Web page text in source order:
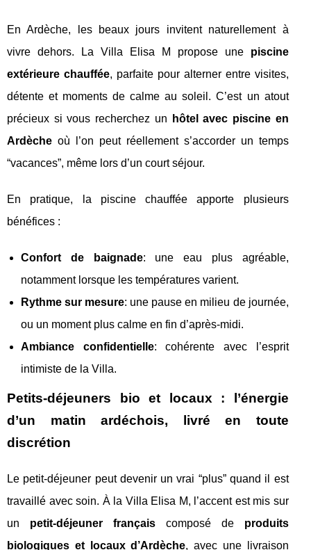
En Ardèche, les beaux jours invitent naturellement à
vivre dehors. La Villa Elisa M propose une piscine
extérieure chauffée, parfaite pour alterner entre visites,
détente et moments de calme au soleil. C’est un atout
précieux si vous recherchez un
hôtel avec piscine en
Ardèche où l’on peut réellement s’accorder un temps
“vacances”, même lors d’un court séjour.
En pratique, la piscine chauffée apporte plusieurs
bénéfices :
Confort de baignade: une eau plus agréable,
notamment lorsque les températures varient.
Rythme sur mesure: une pause en milieu de journée,
ou un moment plus calme en fin d’après-midi.
Ambiance confidentielle: cohérente avec l’esprit
intimiste de la Villa.
Petits-déjeuners bio et locaux : l’énergie
d’un matin ardéchois, livré en toute
discrétion
Le petit-déjeuner peut devenir un vrai “plus” quand il est
travaillé avec soin. À la Villa Elisa M, l’accent est mis sur
un petit-déjeuner françaiscomposé de produits
biologiques et locaux d’Ardèche, avec une livraison